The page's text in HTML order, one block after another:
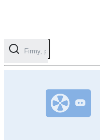
Fotovoltaika
Solární ohřev